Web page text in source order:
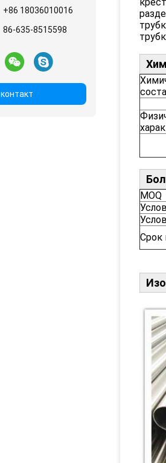
+86 18036010016
86-635-8515598
контакт
MOQ
Срок